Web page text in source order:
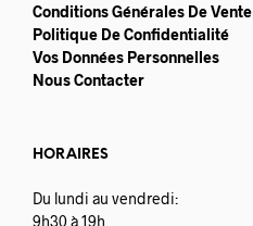
Conditions Générales De Vente
Politique De Confidentialité
Vos Données Personnelles
Nous Contacter
HORAIRES
Du lundi au vendredi:
9h30 à 19h